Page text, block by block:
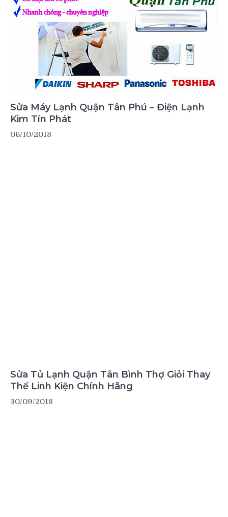
Sửa Máy Lạnh Quận Tân Phú – Điện Lạnh
Kim Tín Phát
06/10/2018